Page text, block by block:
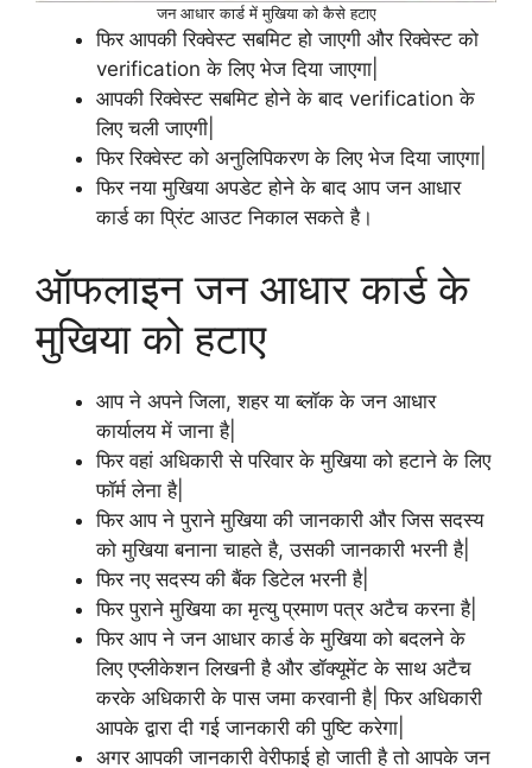
जन आधार कार्ड में मुखिया को कैसे हटाए
फिर आपकी रिक्वेस्ट सबमिट हो जाएगी और रिक्वेस्ट को
verification के लिए भेज दिया जाएगा|
आपकी रिक्वेस्ट सबमिट होने के बाद verification के
लिए चली जाएगी|
फिर रिक्वेस्ट को अनुलिपिकरण के लिए भेज दिया जाएगा|
फिर नया मुखिया अपडेट होने के बाद आप जन आधार
कार्ड का प्रिंट आउट निकाल सकते है।
ऑफलाइन जन आधार कार्ड के
मुखिया को हटाए
आप ने अपने जिला, शहर या ब्लॉक के जन आधार
कार्यालय में जाना है|
फिर वहां अधिकारी से परिवार के मुखिया को हटाने के लिए
फॉर्म लेना है|
फिर आप ने पुराने मुखिया की जानकारी और जिस सदस्य
को मुखिया बनाना चाहते है, उसकी जानकारी भरनी है|
फिर नए सदस्य की बैंक डिटेल भरनी है|
फिर पुराने मुखिया का मृत्यु प्रमाण पत्र अटैच करना है|
फिर आप ने जन आधार कार्ड के मुखिया को बदलने के
लिए एप्लीकेशन लिखनी है और डॉक्यूमेंट के साथ अटैच
करके अधिकारी के पास जमा करवानी है| फिर अधिकारी
आपके द्वारा दी गई जानकारी की पुष्टि करेगा|
अगर आपकी जानकारी वेरीफाई हो जाती है तो आपके जन